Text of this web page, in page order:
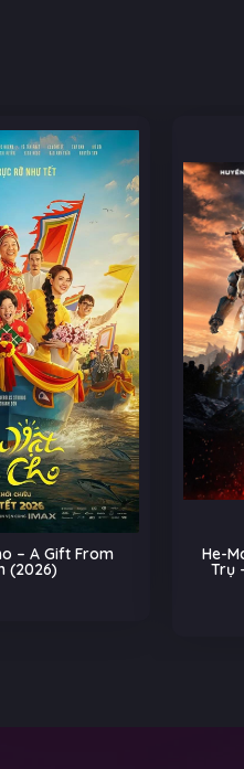
– A Gift From
(2026)
He-
Trụ